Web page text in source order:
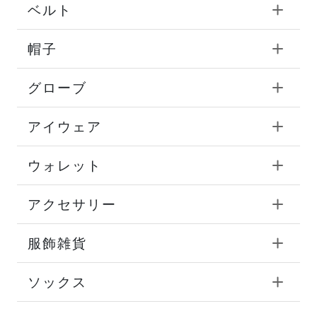
ベルト
帽子
グローブ
アイウェア
ウォレット
アクセサリー
服飾雑貨
ソックス